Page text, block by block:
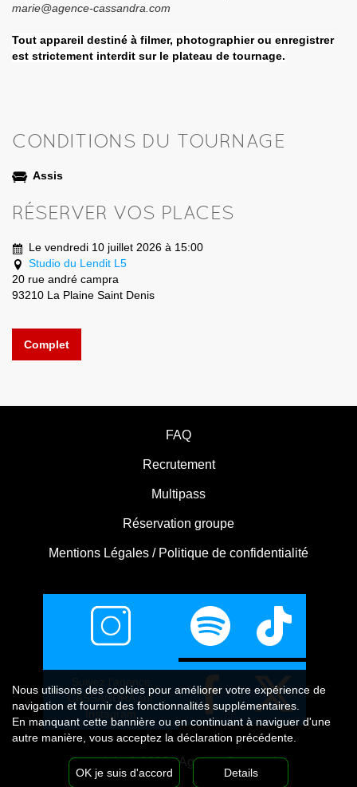
marie@agence-cassandra.com
Tout appareil destiné à filmer, photographier ou enregistrer
est strictement interdit sur le plateau de tournage.
CONDITIONS DU TOURNAGE
Assis
RÉSERVER VOS PLACES
Le vendredi 10 juillet 2026 à 15:00
Studio du Lendit L5
20 rue andré campra
93210 La Plaine Saint Denis
Complet
FAQ
Recrutement
Multipass
Réservation groupe
Mentions Légales / Politique de confidentialité
Suivez l'agence
CASSANDRA sur
Instagram
Copyright © 2026 - Agence Cassandra
Nous utilisons des cookies pour améliorer votre expérience de
navigation et fournir des fonctionnalités supplémentaires.
En manquant cette bannière ou en continuant à naviguer d'une
autre manière, vous acceptez la déclaration précédente.
OK je suis d'accord Details